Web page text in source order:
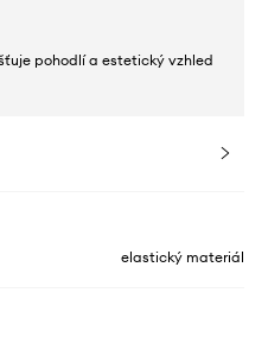
pohodlí a estetický vzhled
elastický materiál